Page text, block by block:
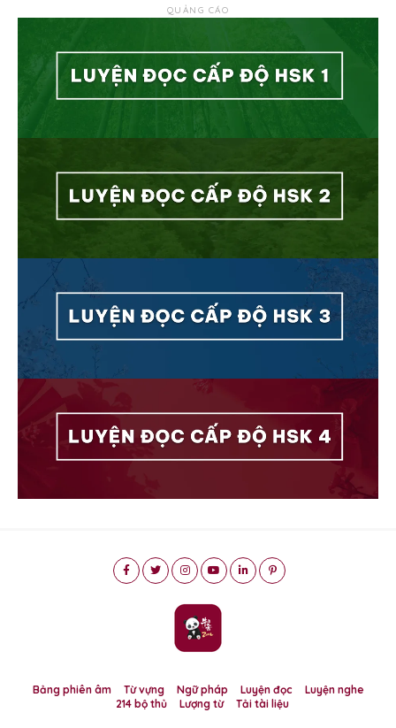
QUẢNG CÁO
Bảng phiên âm Từ vựng Ngữ pháp Luyện đọc
Luyện nghe
214 bộ thủ
Lượng từ Tải tài liệu